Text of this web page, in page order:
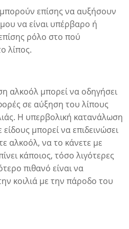
μπορούν επίσης να αυξήσουν
να είναι υπέρβαρο ή
ρόλο στο πού
λίπος.
αλκοόλ μπορεί να οδηγήσει
σε αύξηση του λίπους
Η υπερβολική κατανάλωση
μπορεί να επιδεινώσει
αλκοόλ, να το κάνετε με
κάποιος, τόσο λιγότερες
πιθανό είναι να
κοιλιά με την πάροδο του